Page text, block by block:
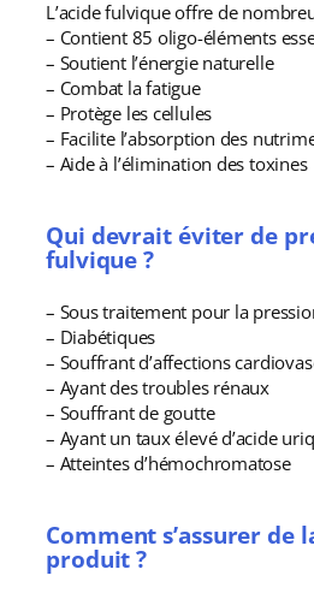
L’acide fulvique offre de
– Contient 85 oligo-éléments
– Soutient l’énergie naturelle
– Combat la fatigue
– Protège les cellules
– Facilite l’absorption des
– Aide à l’élimination des toxines
Qui devrait éviter de
fulvique ?
– Sous traitement pour la
– Diabétiques
– Souffrant d’affections
– Ayant des troubles rénaux
– Souffrant de goutte
– Ayant un taux élevé d’acide
– Atteintes d’hémochromatose
Comment s’assurer de
produit ?